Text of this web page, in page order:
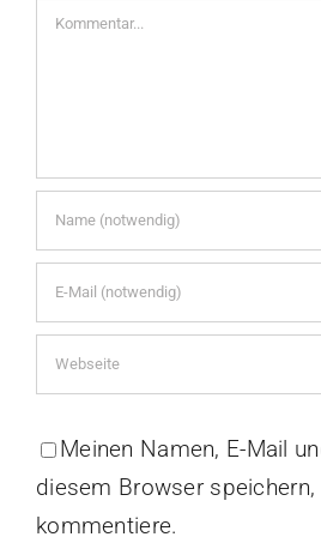
Kommentar
Meinen Namen, E-Mail
diesem Browser
kommentiere.